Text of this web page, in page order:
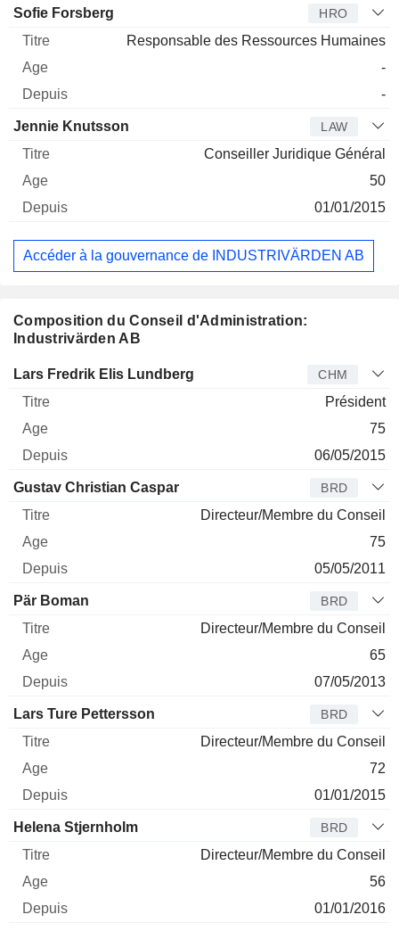
Sofie Forsberg HRO
Responsable des Ressources Humaines
-
-
Jennie Knutsson LAW
Conseiller Juridique Général
50
01/01/2015
Accéder à la gouvernance de INDUSTRIVÄRDEN AB
Composition du Conseil d'Administration:
Industrivärden AB
Administrateur Titre Age Depuis
Lars Fredrik Elis Lundberg CHM
Président
75
06/05/2015
Gustav Christian Caspar BRD
Directeur/Membre du Conseil
75
05/05/2011
Pär Boman BRD
Directeur/Membre du Conseil
65
07/05/2013
Lars Ture Pettersson BRD
Directeur/Membre du Conseil
72
01/01/2015
Helena Stjernholm BRD
Directeur/Membre du Conseil
56
01/01/2016